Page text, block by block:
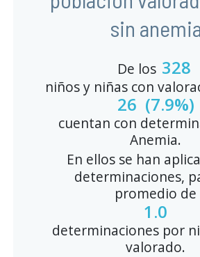
sin
De los 328
niños y niñas con
26 (7.9%)
cuentan con
Anemia.
En ellos se han
determinaciones,
promedio de
1.0
determinaciones por
valorado.